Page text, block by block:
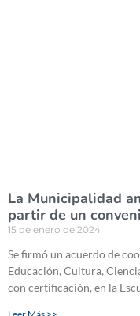
La Municipalidad
partir de un
15 de enero de 2024
Se firmó un acuerdo de
Educación, Cultura,
con certificación, en la